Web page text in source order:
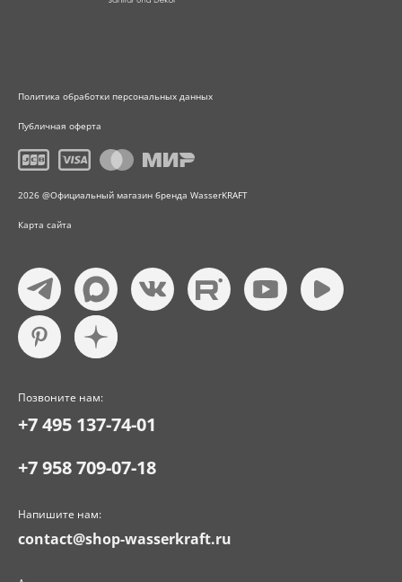
Политика обработки персональных данных
Публичная оферта
2026 @Официальный магазин бренда WasserKRAFT
Карта сайта
Позвоните нам:
+7 495 137-74-01
+7 958 709-07-18
Напишите нам:
contact@shop-wasserkraft.ru